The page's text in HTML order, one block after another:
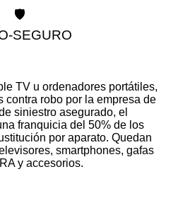
🛡️
SEGURO
TV u ordenadores portátiles,
contra robo por la empresa de
siniestro asegurado, el
franquicia del 50% de los
por aparato. Quedan
smartphones, gafas
y accesorios.